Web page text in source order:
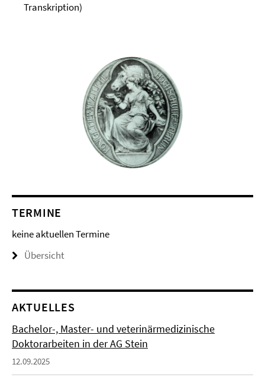
Transkription)
TERMINE
keine aktuellen Termine
Übersicht
AKTUELLES
Bachelor-, Master- und veterinärmedizinische
Doktorarbeiten in der AG Stein
12.09.2025